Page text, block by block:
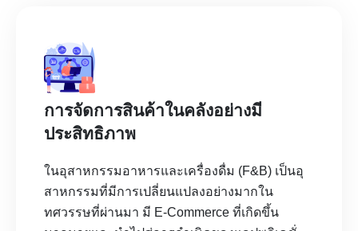
การจัดการสินค้าในคลังอย่างมี
ประสิทธิภาพ
ในอุสาหกรรมอาหารและเครื่องดื่ม (F&B) เป็นอุ
สาหกรรมที่มีการเปลี่ยนแปลงอย่างมากใน
ทศวรรษที่ผ่านมา มี E-Commerce ที่เกิดขึ้น